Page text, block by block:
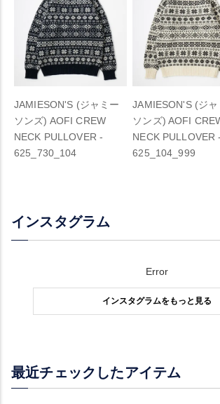
JAMIESON'S (ジャミー
ソンズ) AOFI CREW
NECK PULLOVER -
625_730_104
JAMIESON'S (ジャ
ソンズ) AOFI
NECK PULLOVER -
625_104_999
インスタグラム
Error
インスタグラムをもっと見る
最近チェックしたアイテム